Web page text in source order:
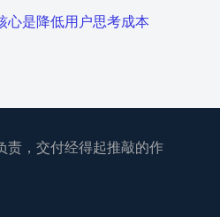
心是降低用户思考成本
责，交付经得起推敲的作